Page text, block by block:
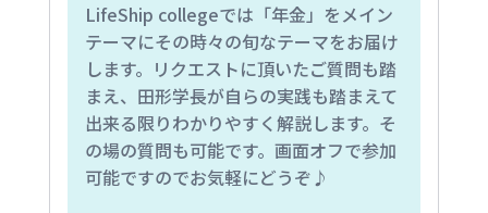
LifeShip collegeでは「年金」をメイン
テーマにその時々の旬なテーマをお届け
します。リクエストに頂いたご質問も踏
まえ、田形学長が自らの実践も踏まえて
出来る限りわかりやすく解説します。そ
の場の質問も可能です。 画面オフで参加
可能ですのでお気軽にどうぞ♪